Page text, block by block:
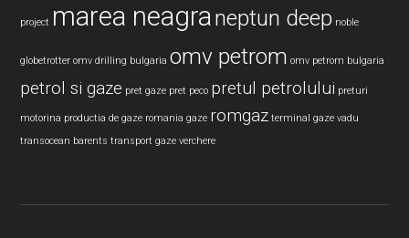
project marea neagraneptun deep noble
globetrotter omv drilling bulgaria omv petrom omv petrom bulgaria
petrol si gaze pret gaze pret peco pretul petrolului preturi
motorina productia de gaze romania gaze romgaz terminal gaze vadu
transocean barents transport gaze verchere